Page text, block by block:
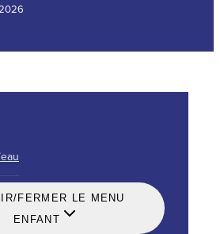
FERMER LE MENU
ENFANT